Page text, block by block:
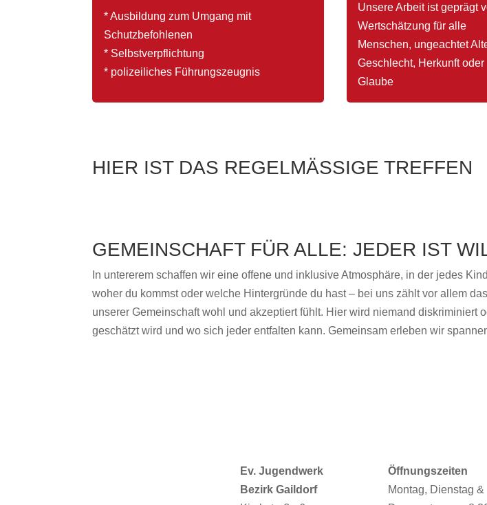
* Ausbildung zum Umgang mit
Schutzbefohlenen
* Selbstverpflichtung
* polizeiliches Führungszeugnis
Unsere Arbeit ist geprägt
Wertschätzung für alle
Menschen, ungeachtet
Geschlecht, Herkunft oder
Glaube
HIER IST DAS REGELMÄSSIGE TREFFEN
GEMEINSCHAFT FÜR ALLE: JEDER IST
In untererem schaffen wir eine offene und inklusive Atmosphäre, in der jedes
woher du kommst oder welche Hintergründe du hast – bei uns zählt vor allem
unserer Gemeinschaft wohl und akzeptiert fühlt. Hier wird niemand
geschätzt wird und wo sich jeder entfalten kann. Gemeinsam erleben wir
Ev. Jugendwerk
Bezirk Gaildorf
Öffnungszeiten
Montag, Dienstag &